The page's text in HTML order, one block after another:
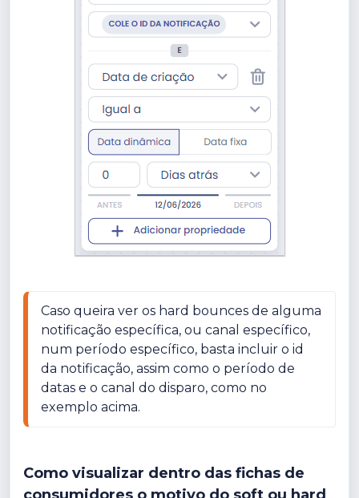
Caso queira ver os hard bounces de alguma
notificação específica, ou canal específico,
num período específico, basta incluir o id
da notificação, assim como o período de
datas e o canal do disparo, como no
Como visualizar dentro das fichas de